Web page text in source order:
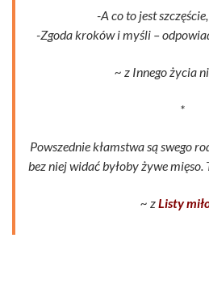
-A co to jest
-Zgoda kroków i myśli –
~ z Innego życia
*
Powszednie kłamstwa są swego
bez niej widać byłoby żywe mięso.
~ zListy